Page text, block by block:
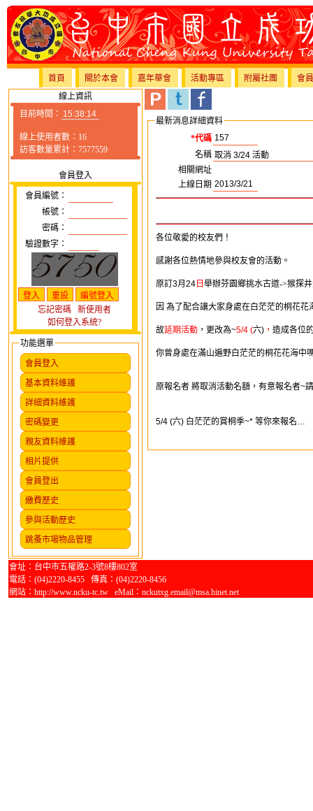
首頁 關於本會 嘉年華會 活動專區 附屬社團
會
線上資訊
目前時間：
線上使用者數：16
訪客數量累計：7577559
會員登入
會員編號：
帳號：
密碼：
驗證數字：
忘記密碼
新使用者
如何登入系統?
功能選單
會員登入
基本資料維護
詳細資料維護
密碼變更
親友資料維護
相片提供
會員登出
繳費歷史
參與活動歷史
跳蚤市場物品管理
最新消息詳細資料
*代碼
名稱
相關網址
上線日期
各位敬愛的校友們！
感謝各位熱情地參與校友會的活動。
原訂 3月 24 日 舉辦芬園鄉挑水古道->猴探
因 為了配合讓大家身處在白茫茫的桐花花
故延期活動 ，更改為~ 5/4 (六) ， 造成各位
你曾身處在滿山遍野白茫茫的桐花花海中
原報名者 將取消活動名額，有意報名者~
5/4 (六) 白茫茫的賞桐季~* 等你來報名…
會址：台中市五權路2-3號8樓802室
電話：(04)2220-8455 傳真：(04)2220-8456
網站：http://www.ncku-tc.tw eMail：nckutxg.email@msa.hinet.net